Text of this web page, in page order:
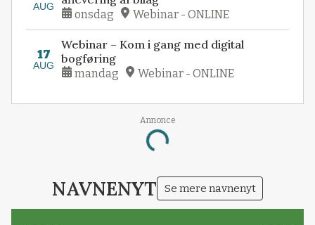
AUG
onsdag Webinar - ONLINE
17
AUG
Webinar – Kom i gang med digital
bogføring
mandag Webinar - ONLINE
Annonce
Loading...
NAVNENYT Se mere navnenyt